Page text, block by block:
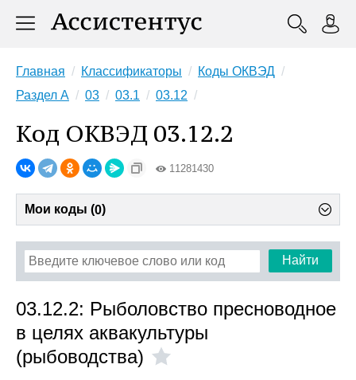
Главная Классификаторы
Коды ОКВЭД
Раздел A
03 03.1 03.12
Код ОКВЭД 03.12.2
11281430
Мои коды (0)
Найти
03.12.2: Рыболовство пресноводное
в целях аквакультуры
(рыбоводства)